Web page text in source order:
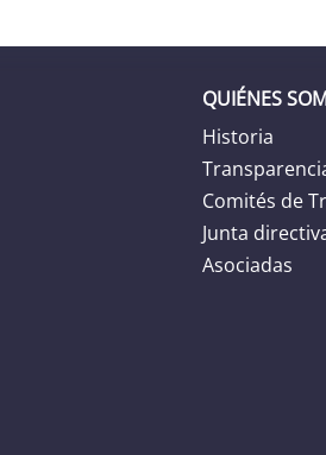
QUIÉNES
Historia
Comités de
Junta
Asociadas